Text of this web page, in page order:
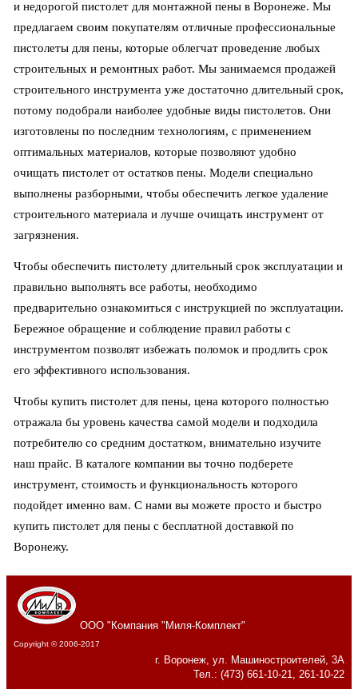
и недорогой пистолет для монтажной пены в Воронеже. Мы
предлагаем своим покупателям отличные профессиональные
пистолеты для пены, которые облегчат проведение любых
строительных и ремонтных работ. Мы занимаемся продажей
строительного инструмента уже достаточно длительный срок,
потому подобрали наиболее удобные виды пистолетов. Они
изготовлены по последним технологиям, с применением
оптимальных материалов, которые позволяют удобно
очищать пистолет от остатков пены. Модели специально
выполнены разборными, чтобы обеспечить легкое удаление
строительного материала и лучше очищать инструмент от
загрязнения.
Чтобы обеспечить пистолету длительный срок эксплуатации и
правильно выполнять все работы, необходимо
предварительно ознакомиться с инструкцией по эксплуатации.
Бережное обращение и соблюдение правил работы с
инструментом позволят избежать поломок и продлить срок
его эффективного использования.
Чтобы купить пистолет для пены, цена которого полностью
отражала бы уровень качества самой модели и подходила
потребителю со средним достатком, внимательно изучите
наш прайс. В каталоге компании вы точно подберете
инструмент, стоимость и функциональность которого
подойдет именно вам. С нами вы можете просто и быстро
купить пистолет для пены с бесплатной доставкой по
Воронежу.
ООО "Компания "Миля-Комплект"
Copyright © 2006-2017
г. Воронеж, ул. Машиностроителей, 3А
Тел.: (473) 661-10-21, 261-10-22